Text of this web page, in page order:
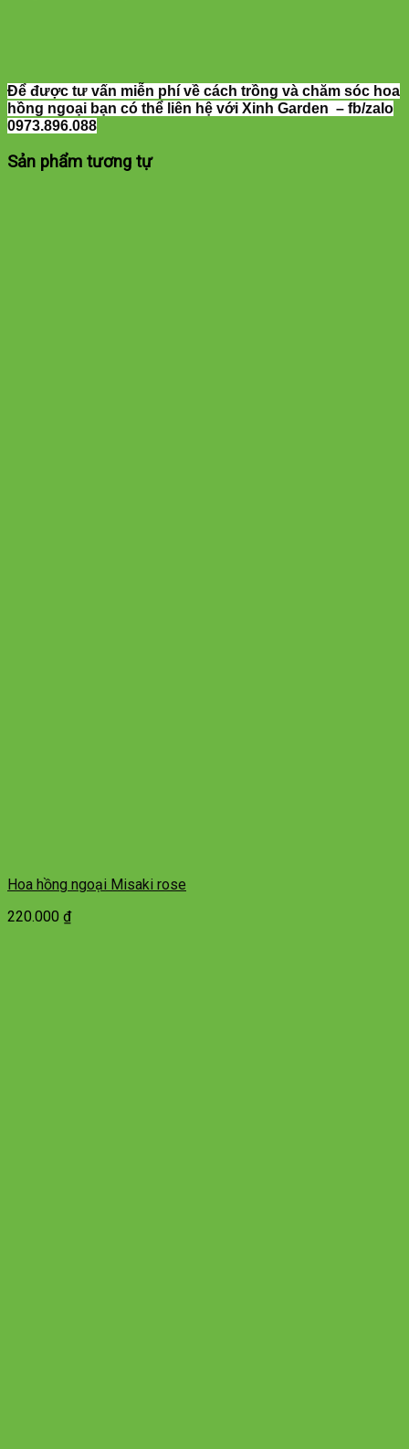
Để được tư vấn miễn phí về cách trồng và chăm sóc hoa
hồng ngoại bạn có thể liên hệ với Xinh Garden – fb/zalo
0973.896.088
Sản phẩm tương tự
Hoa hồng ngoại Misaki rose
220.000 ₫